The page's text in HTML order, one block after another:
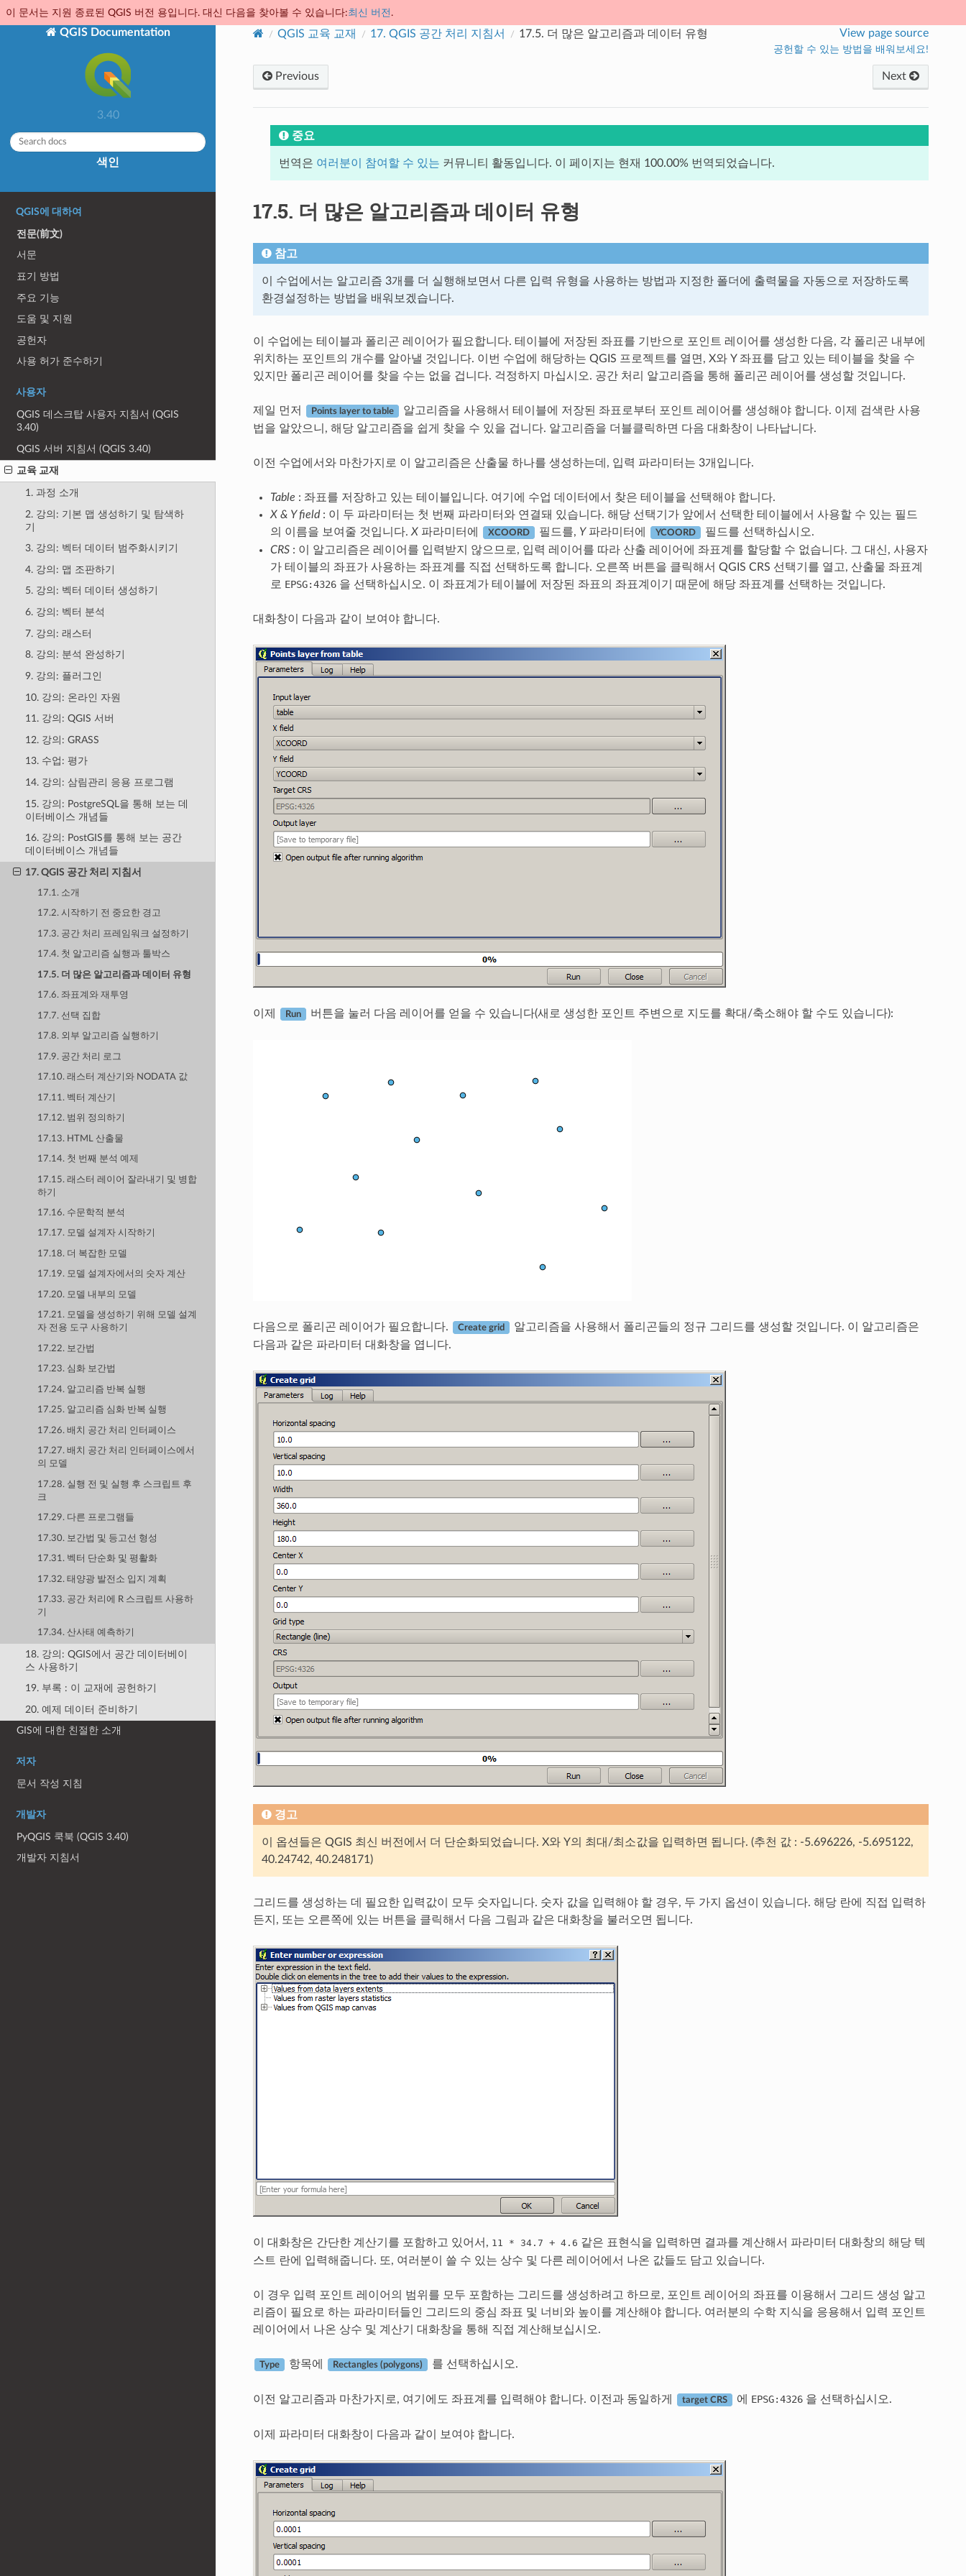
이 문서는 지원 종료된 QGIS 버전 용입니다. 대신 다음을 찾아볼 수 있습니다:최신 버전 .
QGIS Documentation
3.40
색인
QGIS에 대하여
전문(前文)
서문
표기 방법
주요 기능
도움 및 지원
공헌자
사용 허가 준수하기
사용자
QGIS 데스크탑 사용자 지침서 (QGIS
3.40)
QGIS 서버 지침서 (QGIS 3.40)
교육 교재
1. 과정 소개
2. 강의: 기본 맵 생성하기 및 탐색하
기
3. 강의: 벡터 데이터 범주화시키기
4. 강의: 맵 조판하기
5. 강의: 벡터 데이터 생성하기
6. 강의: 벡터 분석
7. 강의: 래스터
8. 강의: 분석 완성하기
9. 강의: 플러그인
10. 강의: 온라인 자원
11. 강의: QGIS 서버
12. 강의: GRASS
13. 수업: 평가
14. 강의: 삼림관리 응용 프로그램
15. 강의: PostgreSQL을 통해 보는 데
이터베이스 개념들
16. 강의: PostGIS를 통해 보는 공간
데이터베이스 개념들
17. QGIS 공간 처리 지침서
17.1. 소개
17.2. 시작하기 전 중요한 경고
17.3. 공간 처리 프레임워크 설정하기
17.4. 첫 알고리즘 실행과 툴박스
17.5. 더 많은 알고리즘과 데이터 유형
17.6. 좌표계와 재투영
17.7. 선택 집합
17.8. 외부 알고리즘 실행하기
17.9. 공간 처리 로그
17.10. 래스터 계산기와 NODATA 값
17.11. 벡터 계산기
17.12. 범위 정의하기
17.13. HTML 산출물
17.14. 첫 번째 분석 예제
17.15. 래스터 레이어 잘라내기 및 병합
하기
17.16. 수문학적 분석
17.17. 모델 설계자 시작하기
17.18. 더 복잡한 모델
17.19. 모델 설계자에서의 숫자 계산
17.20. 모델 내부의 모델
17.21. 모델을 생성하기 위해 모델 설계
자 전용 도구 사용하기
17.22. 보간법
17.23. 심화 보간법
17.24. 알고리즘 반복 실행
17.25. 알고리즘 심화 반복 실행
17.26. 배치 공간 처리 인터페이스
17.27. 배치 공간 처리 인터페이스에서
의 모델
17.28. 실행 전 및 실행 후 스크립트 후
크
17.29. 다른 프로그램들
17.30. 보간법 및 등고선 형성
17.31. 벡터 단순화 및 평활화
17.32. 태양광 발전소 입지 계획
17.33. 공간 처리에 R 스크립트 사용하
기
17.34. 산사태 예측하기
18. 강의: QGIS에서 공간 데이터베이
스 사용하기
19. 부록 : 이 교재에 공헌하기
20. 예제 데이터 준비하기
GIS에 대한 친절한 소개
저자
문서 작성 지침
개발자
PyQGIS 쿡북 (QGIS 3.40)
개발자 지침서
QGIS 교육 교재 17. QGIS 공간 처리 지침서 17.5. 더 많은 알고리즘과 데이터 유형 View page source
공헌할 수 있는 방법을 배워보세요!
Previous Next
중요
번역은 여러분이 참여할 수 있는 커뮤니티 활동입니다. 이 페이지는 현재 100.00% 번역되었습니다.
17.5. 더 많은 알고리즘과 데이터 유형
참고
이 수업에서는 알고리즘 3개를 더 실행해보면서 다른 입력 유형을 사용하는 방법과 지정한 폴더에 출력물을 자동으로 저장하도록
환경설정하는 방법을 배워보겠습니다.
이 수업에는 테이블과 폴리곤 레이어가 필요합니다. 테이블에 저장된 좌표를 기반으로 포인트 레이어를 생성한 다음, 각 폴리곤 내부에
위치하는 포인트의 개수를 알아낼 것입니다. 이번 수업에 해당하는 QGIS 프로젝트를 열면, X와 Y 좌표를 담고 있는 테이블을 찾을 수
있지만 폴리곤 레이어를 찾을 수는 없을 겁니다. 걱정하지 마십시오. 공간 처리 알고리즘을 통해 폴리곤 레이어를 생성할 것입니다.
제일 먼저 Points layer to table
알고리즘을 사용해서 테이블에 저장된 좌표로부터 포인트 레이어를 생성해야 합니다. 이제 검색란 사용
법을 알았으니, 해당 알고리즘을 쉽게 찾을 수 있을 겁니다. 알고리즘을 더블클릭하면 다음 대화창이 나타납니다.
이전 수업에서와 마찬가지로 이 알고리즘은 산출물 하나를 생성하는데, 입력 파라미터는 3개입니다.
Table : 좌표를 저장하고 있는 테이블입니다. 여기에 수업 데이터에서 찾은 테이블을 선택해야 합니다.
X & Y field: 이 두 파라미터는 첫 번째 파라미터와 연결돼 있습니다. 해당 선택기가 앞에서 선택한 테이블에서 사용할 수 있는 필드
의 이름을 보여줄 것입니다. X파라미터에 XCOORD 필드를, Y파라미터에 YCOORD
필드를 선택하십시오.
CRS: 이 알고리즘은 레이어를 입력받지 않으므로, 입력 레이어를 따라 산출 레이어에 좌표계를 할당할 수 없습니다. 그 대신, 사용자
가 테이블의 좌표가 사용하는 좌표계를 직접 선택하도록 합니다. 오른쪽 버튼을 클릭해서 QGIS CRS 선택기를 열고, 산출물 좌표계
로 EPSG:4326을 선택하십시오. 이 좌표계가 테이블에 저장된 좌표의 좌표계이기 때문에 해당 좌표계를 선택하는 것입니다.
대화창이 다음과 같이 보여야 합니다.
이제 Run 버튼을 눌러 다음 레이어를 얻을 수 있습니다(새로 생성한 포인트 주변으로 지도를 확대/축소해야 할 수도 있습니다):
다음으로 폴리곤 레이어가 필요합니다. Create grid
알고리즘을 사용해서 폴리곤들의 정규 그리드를 생성할 것입니다. 이 알고리즘은
다음과 같은 파라미터 대화창을 엽니다.
경고
이 옵션들은 QGIS 최신 버전에서 더 단순화되었습니다. X와 Y의 최대/최소값을 입력하면 됩니다. (추천 값 : -5.696226, -5.695122,
40.24742, 40.248171)
그리드를 생성하는 데 필요한 입력값이 모두 숫자입니다. 숫자 값을 입력해야 할 경우, 두 가지 옵션이 있습니다. 해당 란에 직접 입력하
든지, 또는 오른쪽에 있는 버튼을 클릭해서 다음 그림과 같은 대화창을 불러오면 됩니다.
이 대화창은 간단한 계산기를 포함하고 있어서, 11 * 34.7 + 4.6 같은 표현식을 입력하면 결과를 계산해서 파라미터 대화창의 해당 텍
스트 란에 입력해줍니다. 또, 여러분이 쓸 수 있는 상수 및 다른 레이어에서 나온 값들도 담고 있습니다.
이 경우 입력 포인트 레이어의 범위를 모두 포함하는 그리드를 생성하려고 하므로, 포인트 레이어의 좌표를 이용해서 그리드 생성 알고
리즘이 필요로 하는 파라미터들인 그리드의 중심 좌표 및 너비와 높이를 계산해야 합니다. 여러분의 수학 지식을 응용해서 입력 포인트
레이어에서 나온 상수 및 계산기 대화창을 통해 직접 계산해보십시오.
Type 항목에 Rectangles (polygons) 를 선택하십시오.
이전 알고리즘과 마찬가지로, 여기에도 좌표계를 입력해야 합니다. 이전과 동일하게 target CRS 에 EPSG:4326을 선택하십시오.
이제 파라미터 대화창이 다음과 같이 보여야 합니다.